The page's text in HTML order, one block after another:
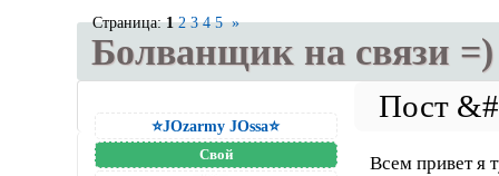
Болванщик на связи =)
Страница:1 2 3 4 5 »
⭐JOzarmy JOssa⭐
Свой
Всем привет я